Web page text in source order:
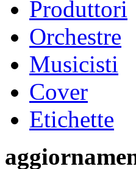
Produttori
Orchestre
Musicisti
Cover
Etichette